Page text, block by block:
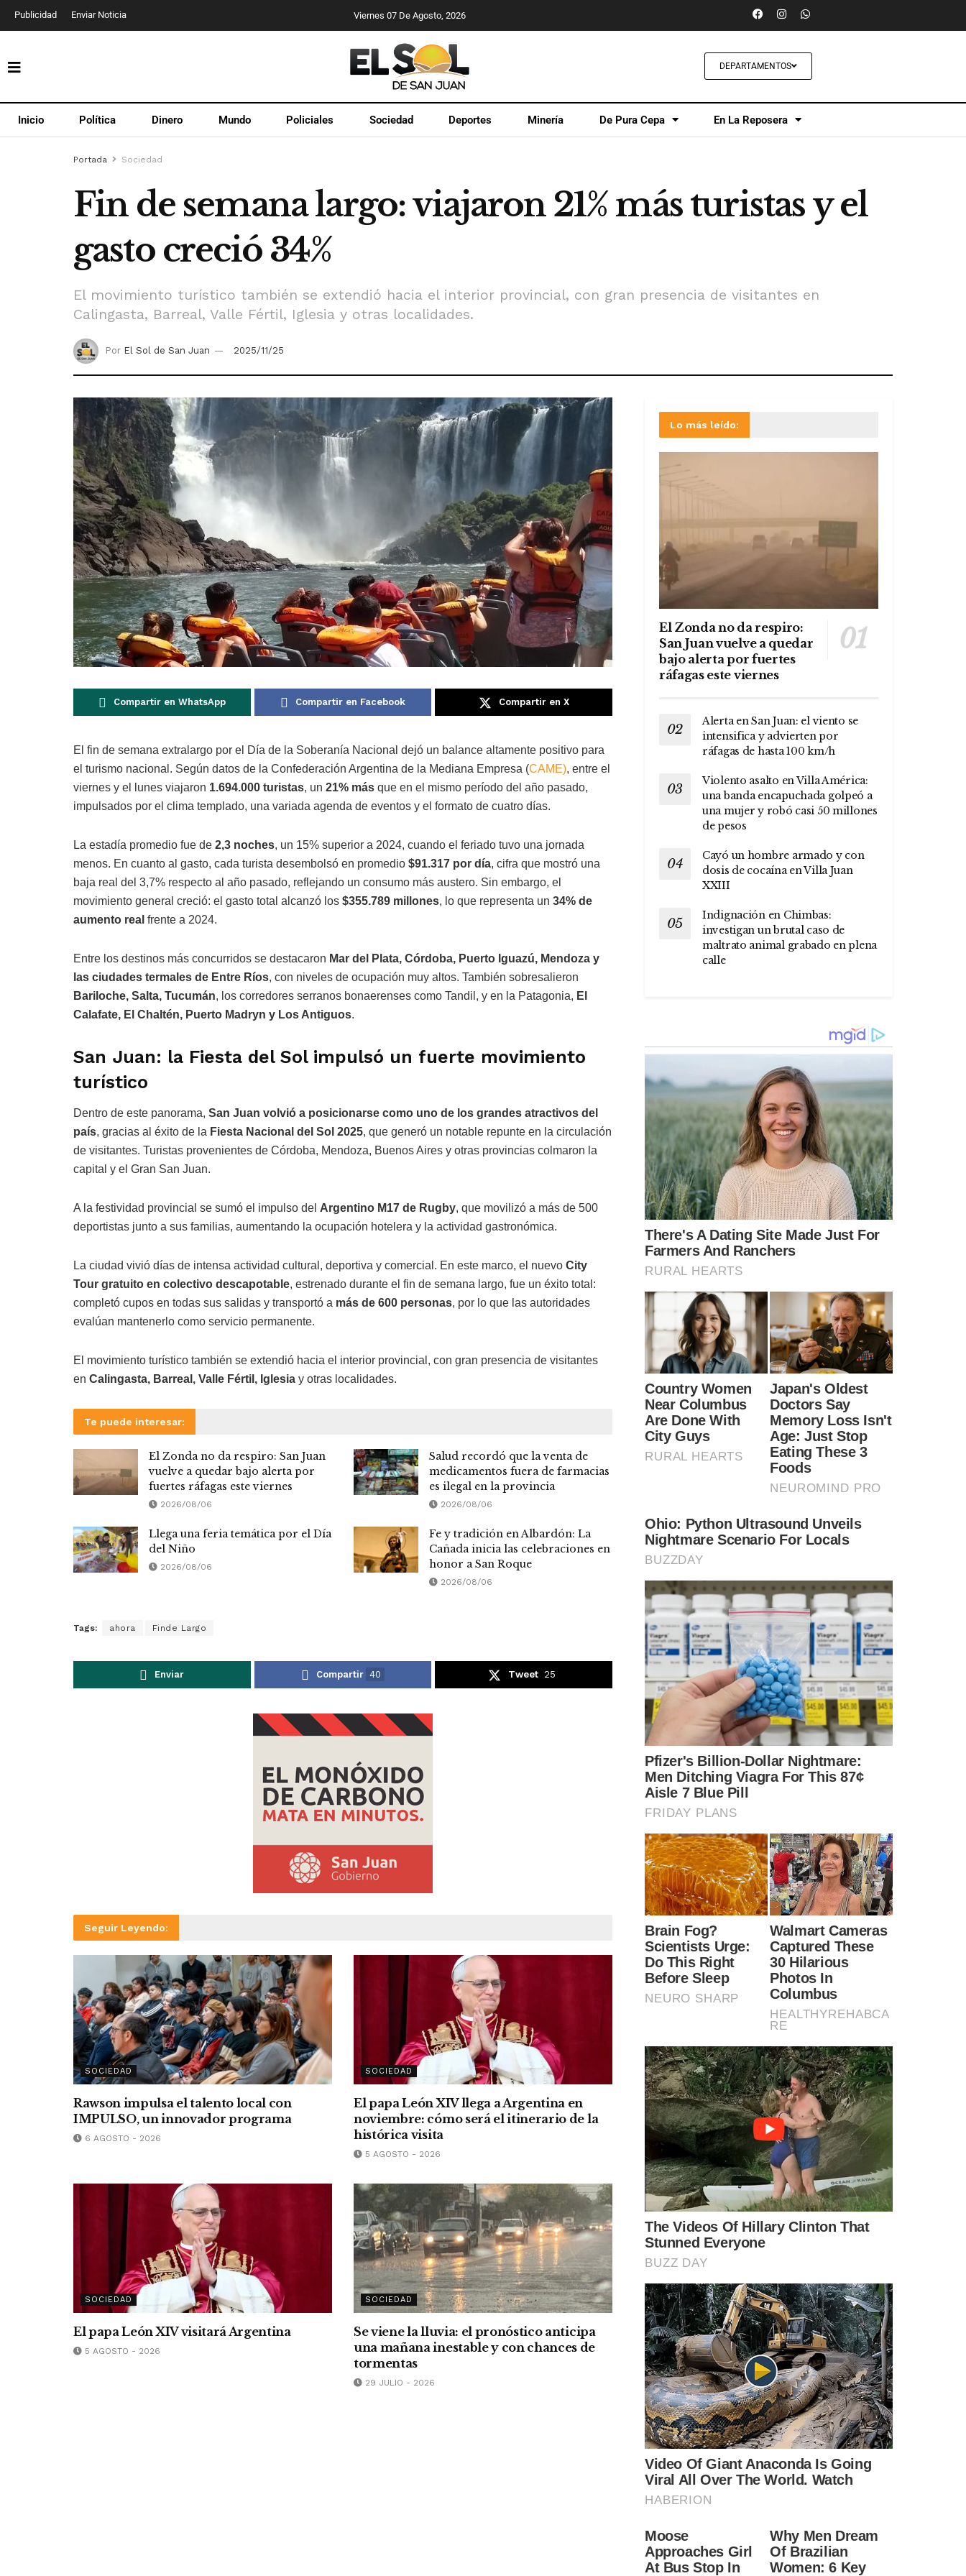
Publicidad Enviar Noticia Viernes 07 De Agosto, 2026
DEPARTAMENTOS
Inicio Política Dinero Mundo Policiales Sociedad Deportes Minería De Pura Cepa En La Reposera
Portada Sociedad
Fin de semana largo: viajaron 21% más turistas y el
gasto creció 34%
El movimiento turístico también se extendió hacia el interior provincial, con gran presencia de visitantes en
Calingasta, Barreal, Valle Fértil, Iglesia y otras localidades.
Por El Sol de San Juan 2025/11/25
Compartir en WhatsApp Compartir en Facebook Compartir en X
El fin de semana extralargo por el Día de la Soberanía Nacional dejó un balance altamente positivo para
el turismo nacional. Según datos de la Confederación Argentina de la Mediana Empresa (CAME), entre el
viernes y el lunes viajaron 1.694.000 turistas, un 21% más que en el mismo período del año pasado,
impulsados por el clima templado, una variada agenda de eventos y el formato de cuatro días.
La estadía promedio fue de 2,3 noches, un 15% superior a 2024, cuando el feriado tuvo una jornada
menos. En cuanto al gasto, cada turista desembolsó en promedio $91.317 por día, cifra que mostró una
baja real del 3,7% respecto al año pasado, reflejando un consumo más austero. Sin embargo, el
movimiento general creció: el gasto total alcanzó los $355.789 millones, lo que representa un 34% de
aumento real frente a 2024.
Entre los destinos más concurridos se destacaron Mar del Plata, Córdoba, Puerto Iguazú, Mendoza y
las ciudades termales de Entre Ríos, con niveles de ocupación muy altos. También sobresalieron
Bariloche, Salta, Tucumán, los corredores serranos bonaerenses como Tandil, y en la Patagonia, El
Calafate, El Chaltén, Puerto Madryn y Los Antiguos.
San Juan: la Fiesta del Sol impulsó un fuerte movimiento
turístico
Dentro de este panorama, San Juan volvió a posicionarse como uno de los grandes atractivos del
país, gracias al éxito de la Fiesta Nacional del Sol 2025, que generó un notable repunte en la circulación
de visitantes. Turistas provenientes de Córdoba, Mendoza, Buenos Aires y otras provincias colmaron la
capital y el Gran San Juan.
A la festividad provincial se sumó el impulso del Argentino M17 de Rugby, que movilizó a más de 500
deportistas junto a sus familias, aumentando la ocupación hotelera y la actividad gastronómica.
La ciudad vivió días de intensa actividad cultural, deportiva y comercial. En este marco, el nuevo City
Tour gratuito en colectivo descapotable, estrenado durante el fin de semana largo, fue un éxito total:
completó cupos en todas sus salidas y transportó a más de 600 personas, por lo que las autoridades
evalúan mantenerlo como servicio permanente.
El movimiento turístico también se extendió hacia el interior provincial, con gran presencia de visitantes
en Calingasta, Barreal, Valle Fértil, Iglesia y otras localidades.
Te puede interesar:
El Zonda no da respiro: San Juan
vuelve a quedar bajo alerta por
fuertes ráfagas este viernes
2026/08/06
Salud recordó que la venta de
medicamentos fuera de farmacias
es ilegal en la provincia
2026/08/06
Llega una feria temática por el Día
del Niño
2026/08/06
Fe y tradición en Albardón: La
Cañada inicia las celebraciones en
honor a San Roque
2026/08/06
Tags: ahora Finde Largo
Enviar Compartir 40 Tweet 25
Seguir Leyendo:
SOCIEDAD
Rawson impulsa el talento local con
IMPULSO, un innovador programa
6 AGOSTO - 2026
SOCIEDAD
El papa León XIV llega a Argentina en
noviembre: cómo será el itinerario de la
histórica visita
5 AGOSTO - 2026
SOCIEDAD
El papa León XIV visitará Argentina
5 AGOSTO - 2026
SOCIEDAD
Se viene la lluvia: el pronóstico anticipa
una mañana inestable y con chances de
tormentas
29 JULIO - 2026
Lo más leído:
El Zonda no da respiro:
San Juan vuelve a quedar
bajo alerta por fuertes
ráfagas este viernes
Alerta en San Juan: el viento se
intensifica y advierten por
ráfagas de hasta 100 km/h
Violento asalto en Villa América:
una banda encapuchada golpeó a
una mujer y robó casi 50 millones
de pesos
Cayó un hombre armado y con
dosis de cocaína en Villa Juan
XXIII
Indignación en Chimbas:
investigan un brutal caso de
maltrato animal grabado en plena
calle